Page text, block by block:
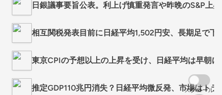
日銀議事要旨公表。利上げ慎重発言や昨晩のS&P
相互関税発表目前に日経平均1,502円安、長期足で
東京CPIの予想以上の上昇を受け、日経平均は早朝
推定GDP110兆円消失？日経平均微反発、市場はト
スクロール